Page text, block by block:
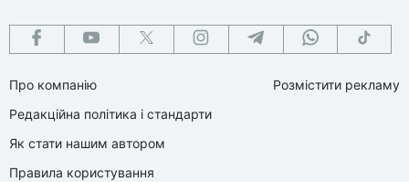
Про компанію
Редакційна політика і стандарти
Як стати нашим автором
Правила користування
Розмістити рекламу